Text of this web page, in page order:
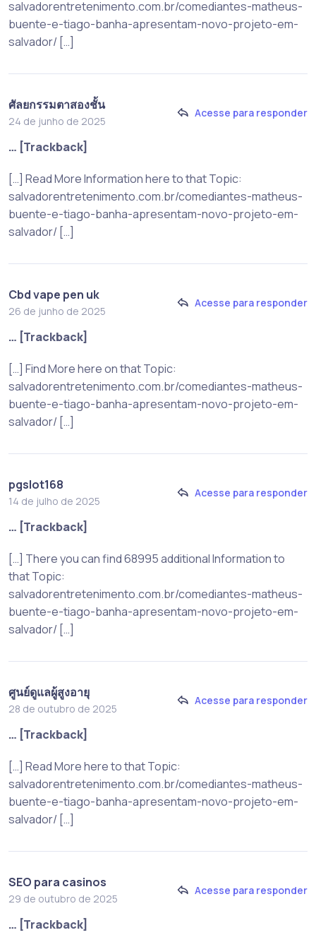
salvadorentretenimento.com.br/comediantes-matheus-
buente-e-tiago-banha-apresentam-novo-projeto-em-
salvador/ […]
ศัลยกรรมตาสองชั้น
24 de junho de 2025
Acesse para responder
… [Trackback]
[…] Read More Information here to that Topic:
salvadorentretenimento.com.br/comediantes-matheus-
buente-e-tiago-banha-apresentam-novo-projeto-em-
salvador/ […]
Cbd vape pen uk
26 de junho de 2025
Acesse para responder
… [Trackback]
[…] Find More here on that Topic:
salvadorentretenimento.com.br/comediantes-matheus-
buente-e-tiago-banha-apresentam-novo-projeto-em-
salvador/ […]
pgslot168
14 de julho de 2025
Acesse para responder
… [Trackback]
[…] There you can find 68995 additional Information to
that Topic:
salvadorentretenimento.com.br/comediantes-matheus-
buente-e-tiago-banha-apresentam-novo-projeto-em-
salvador/ […]
ศูนย์ดูแลผู้สูงอายุ
28 de outubro de 2025
Acesse para responder
… [Trackback]
[…] Read More here to that Topic:
salvadorentretenimento.com.br/comediantes-matheus-
buente-e-tiago-banha-apresentam-novo-projeto-em-
salvador/ […]
SEO para casinos
29 de outubro de 2025
Acesse para responder
… [Trackback]